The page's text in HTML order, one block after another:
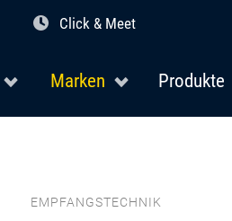
Click & Meet
Marken Produkte
EMPFANGSTECHNIK